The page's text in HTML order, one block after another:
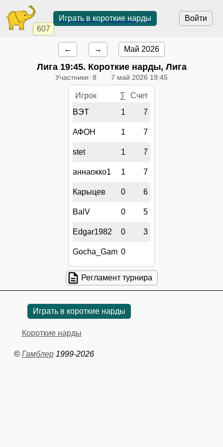
607
Войти
Играть в короткие нарды
← → Май 2026
Лига 19:45. Короткие нарды, Лига
Участники: 8 7 май 2026 19:45
Игрок ∑
Счет
ВЭТ
1 7
АФОН 1 7
stet 1 7
аннаокко1 1 7
Карыцев 0 6
BalV 0 5
Edgar1982 0 3
Gocha_Gam 0
Регламент турнира
Играть в короткие нарды
Короткие нарды
© Гамблер1999-2026